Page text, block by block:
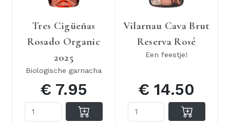
Tres Cigüeñas
Rosado Organic
2025
Biologische garnacha
€ 7.95
Vilarnau Cava Brut
Reserva Rosé
Een feestje!
€ 14.50